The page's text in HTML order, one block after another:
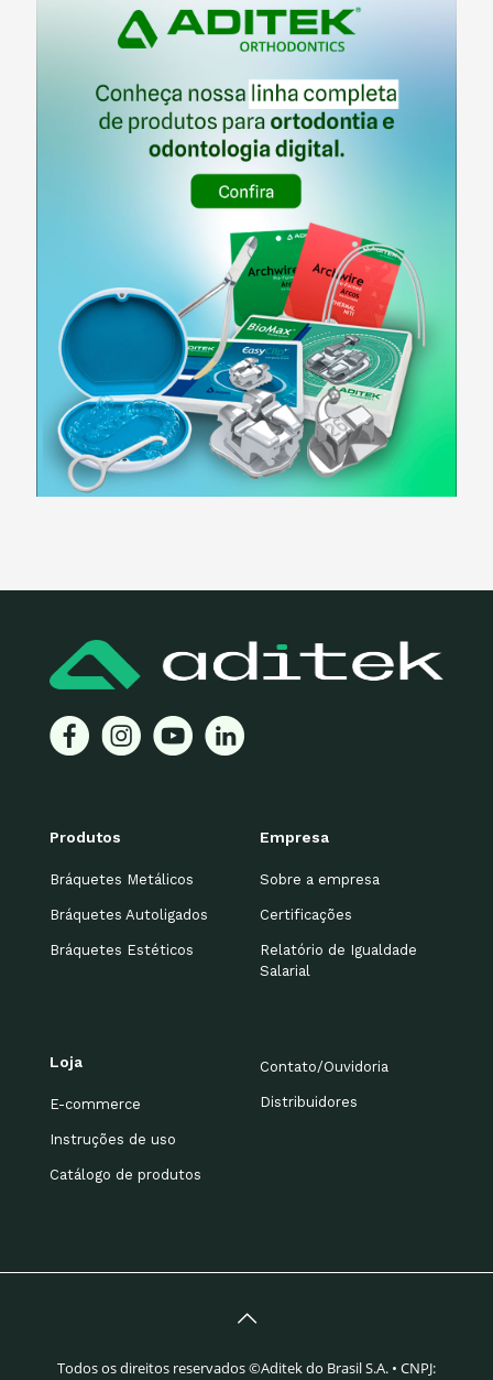
Produtos
Bráquetes Metálicos
Bráquetes Autoligados
Bráquetes Estéticos
Empresa
Sobre a empresa
Certificações
Relatório de Igualdade
Salarial
Loja
E-commerce
Instruções de uso
Catálogo de produtos
Contato/Ouvidoria
Distribuidores
Todos os direitos reservados ©Aditek do Brasil S.A. • CNPJ: